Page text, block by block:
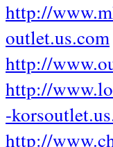
http://
outlet.us.com
http://
http://
-
http://